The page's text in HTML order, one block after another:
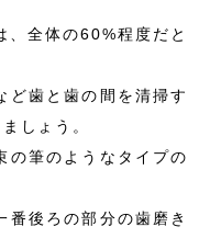
、全体の60%程度だと
ど歯と歯の間を清掃す
しょう。
の筆のようなタイプの
番後ろの部分の歯磨き